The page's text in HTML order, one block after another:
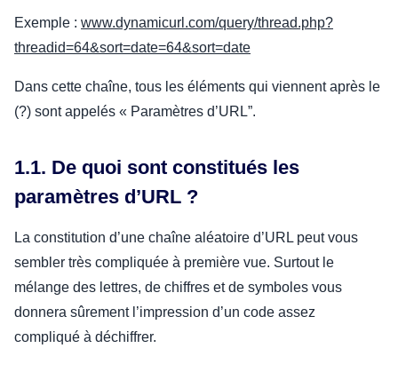
Exemple : www.dynamicurl.com/query/thread.php?
threadid=64&sort=date=64&sort=date
Dans cette chaîne, tous les éléments qui viennent après le
(?) sont appelés « Paramètres d’URL”.
1.1. De quoi sont constitués les
paramètres d’URL ?
La constitution d’une chaîne aléatoire d’URL peut vous
sembler très compliquée à première vue. Surtout le
mélange des lettres, de chiffres et de symboles vous
donnera sûrement l’impression d’un code assez
compliqué à déchiffrer.